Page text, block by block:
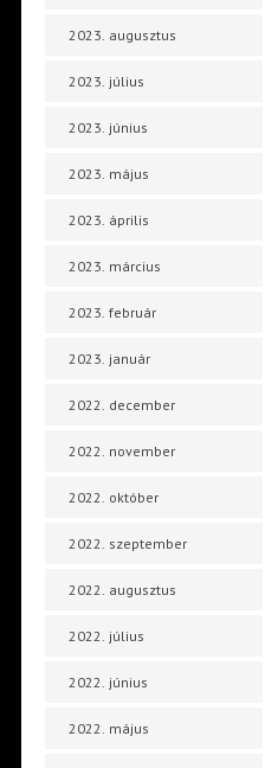
2023. augusztus
2023. július
2023. június
2023. május
2023. április
2023. március
2023. február
2023. január
2022. december
2022. november
2022. október
2022. szeptember
2022. augusztus
2022. július
2022. június
2022. május